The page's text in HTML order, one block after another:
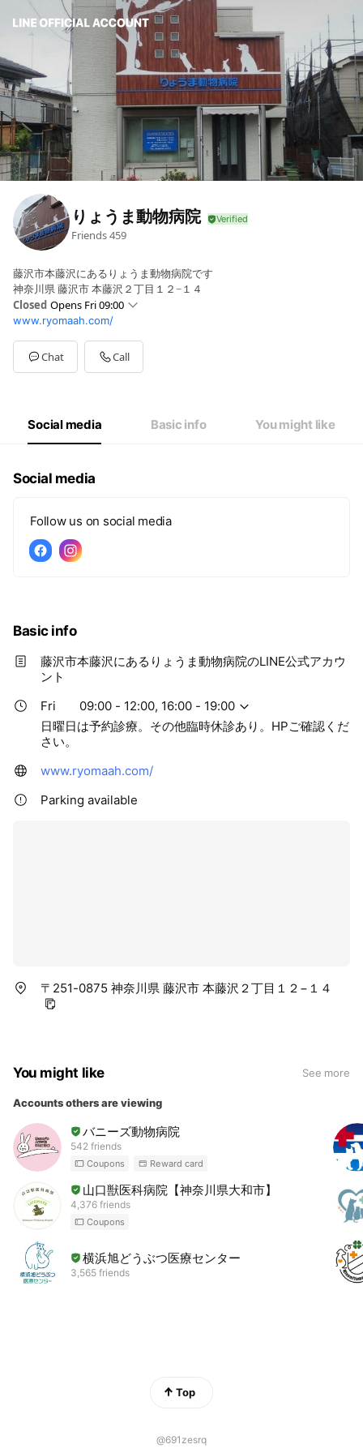
りょうま動物病院
Friends459
藤沢市本藤沢にあるりょうま動物病院です
神奈川県 藤沢市 本藤沢２丁目１２−１４
Closed Opens Fri 09:00
Sun09:00 - 12:00
Mon09:00 - 12:00,16:00 - 19:00
Tue09:00 - 12:00,16:00 - 19:00
WedClosed
09:00 - 12:00,16:00 - 19:00
日曜日は予約診療。その他臨時休診あり。HPご確認ください。
www.ryomaah.com/
Chat Call
Social media Basic info You might like
Social media
Follow us on social media
Basic info
藤沢市本藤沢にあるりょうま動物病院のLINE公式アカウ
ント
Fri
09:00 - 12:00, 16:00 - 19:00
日曜日は予約診療。その他臨時休診あり。HPご確認くだ
さい。
www.ryomaah.com/
Parking available
〒251-0875 神奈川県 藤沢市 本藤沢２丁目１２−１４
You might like See more
Accounts others are viewing
バニーズ動物病院
542 friends
Coupons Reward card
山口獣医科病院【神奈川県大和市】
4,376 friends
Coupons
横浜旭どうぶつ医療センター
3,565 friends
Top
@691zesrq